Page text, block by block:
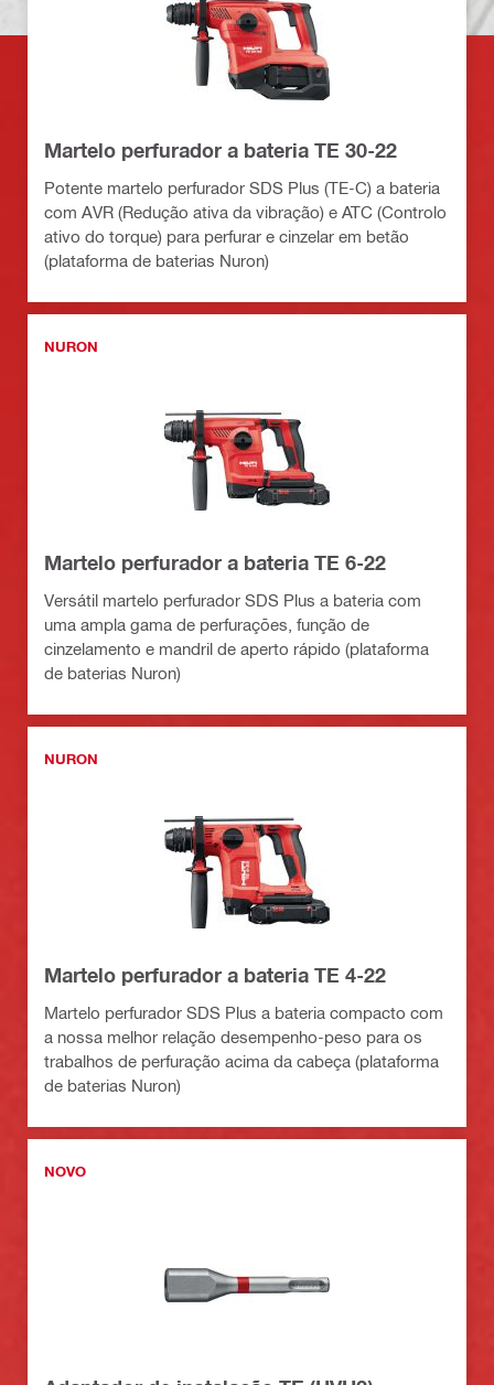
Martelo perfurador a bateria TE 30-22
Potente martelo perfurador SDS Plus (TE-C) a bateria
com AVR (Redução ativa da vibração) e ATC (Controlo
ativo do torque) para perfurar e cinzelar em betão
(plataforma de baterias Nuron)
NURON
Martelo perfurador a bateria TE 6-22
Versátil martelo perfurador SDS Plus a bateria com
uma ampla gama de perfurações, função de
cinzelamento e mandril de aperto rápido (plataforma
de baterias Nuron)
NURON
Martelo perfurador a bateria TE 4-22
Martelo perfurador SDS Plus a bateria compacto com
a nossa melhor relação desempenho-peso para os
trabalhos de perfuração acima da cabeça (plataforma
de baterias Nuron)
NOVO